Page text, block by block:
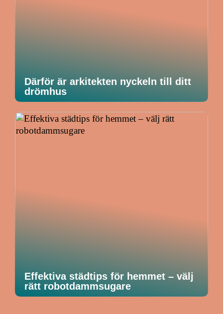
Därför är arkitekten nyckeln till ditt
drömhus
Effektiva städtips för hemmet – välj
rätt robotdammsugare